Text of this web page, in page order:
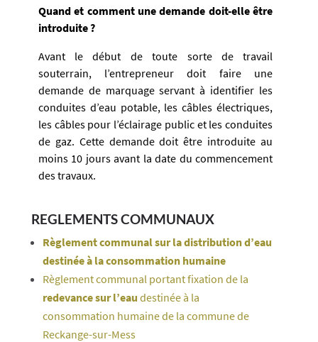
Quand et comment une demande doit-elle être
introduite ?
Avant le début de toute sorte de travail
souterrain, l’entrepreneur doit faire une
demande de marquage servant à identifier les
conduites d’eau potable, les câbles électriques,
les câbles pour l’éclairage public et les conduites
de gaz. Cette demande doit être introduiteau
moins 10 jours avant la date du commencement
des travaux.
REGLEMENTS COMMUNAUX
Règlement communal sur la distribution d’eau
destinée à la consommation humaine
Règlement communal portant fixation de la
redevance sur l’eau destinée à la
consommation humaine de la commune de
Reckange-sur-Mess